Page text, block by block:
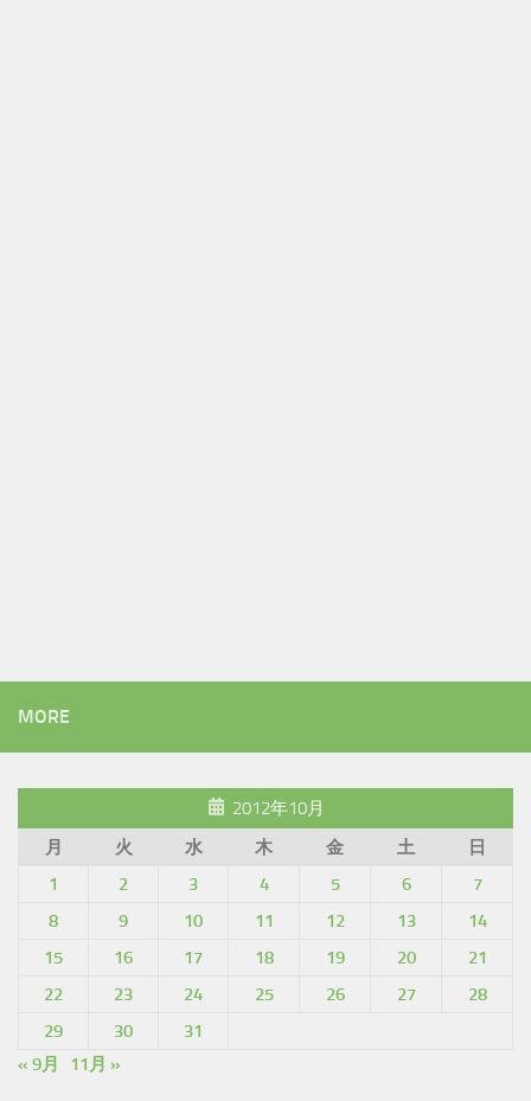
MORE
2012年10月
月
火 水 木 金 土
日
1
2 3 4 5 6
7
8
9 10 11 12 13
14
15
16 17 18 19 20
21
22
23 24 25 26 27
28
29
30
31
« 9月
11月 »